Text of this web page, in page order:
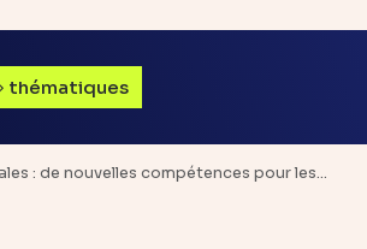
thématiques
: de nouvelles compétences pour les…